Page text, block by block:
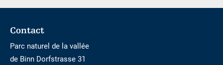
Footer
Contact
Parc naturel de la vallée
de Binn Dorfstrasse 31